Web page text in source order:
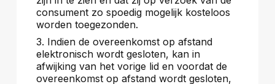
consument zo spoedig mogelijk kosteloos
worden toegezonden.
3. Indien de overeenkomst op afstand
elektronisch wordt gesloten, kan in
afwijking van het vorige lid en voordat de
overeenkomst op afstand wordt gesloten,